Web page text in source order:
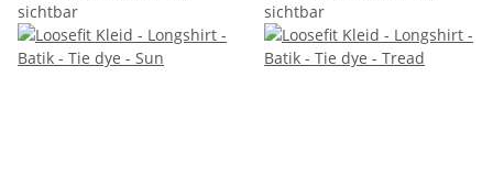
sichtbar
sichtbar